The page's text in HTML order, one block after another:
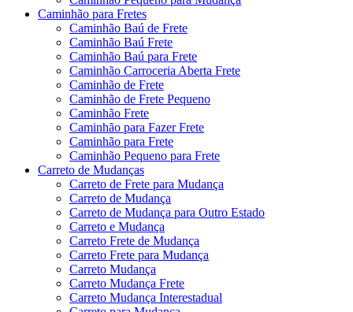
Caminhão para Fretes
Caminhão Baú de Frete
Caminhão Baú Frete
Caminhão Baú para Frete
Caminhão Carroceria Aberta Frete
Caminhão de Frete
Caminhão de Frete Pequeno
Caminhão Frete
Caminhão para Fazer Frete
Caminhão para Frete
Caminhão Pequeno para Frete
Carreto de Mudanças
Carreto de Frete para Mudança
Carreto de Mudança
Carreto de Mudança para Outro Estado
Carreto e Mudança
Carreto Frete de Mudança
Carreto Frete para Mudança
Carreto Mudança
Carreto Mudança Frete
Carreto Mudança Interestadual